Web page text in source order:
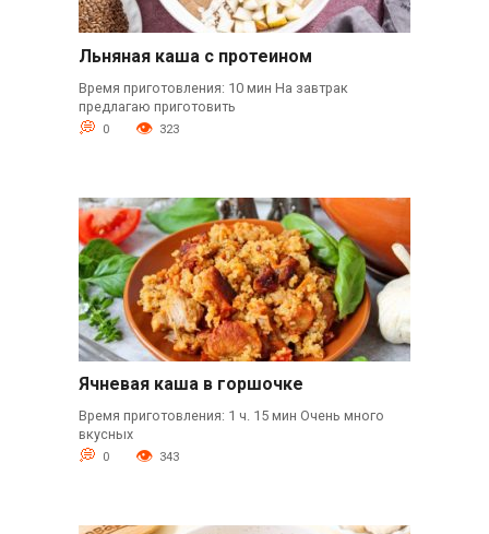
Льняная каша с протеином
Время приготовления: 10 мин На завтрак
предлагаю приготовить
0 323
Ячневая каша в горшочке
Время приготовления: 1 ч. 15 мин Очень много
вкусных
0 343